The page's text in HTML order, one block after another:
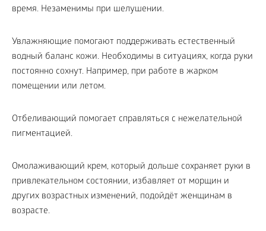
время. Незаменимы при шелушении.
Увлажняющие помогают поддерживать естественный
водный баланс кожи. Необходимы в ситуациях, когда руки
постоянно сохнут. Например, при работе в жарком
помещении или летом.
Отбеливающий помогает справляться с нежелательной
пигментацией.
Омолаживающий крем, который дольше сохраняет руки в
привлекательном состоянии, избавляет от морщин и
других возрастных изменений, подойдёт женщинам в
возрасте.